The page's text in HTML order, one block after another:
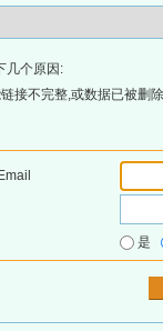
几个原因:
接不完整,或数据已被删
是